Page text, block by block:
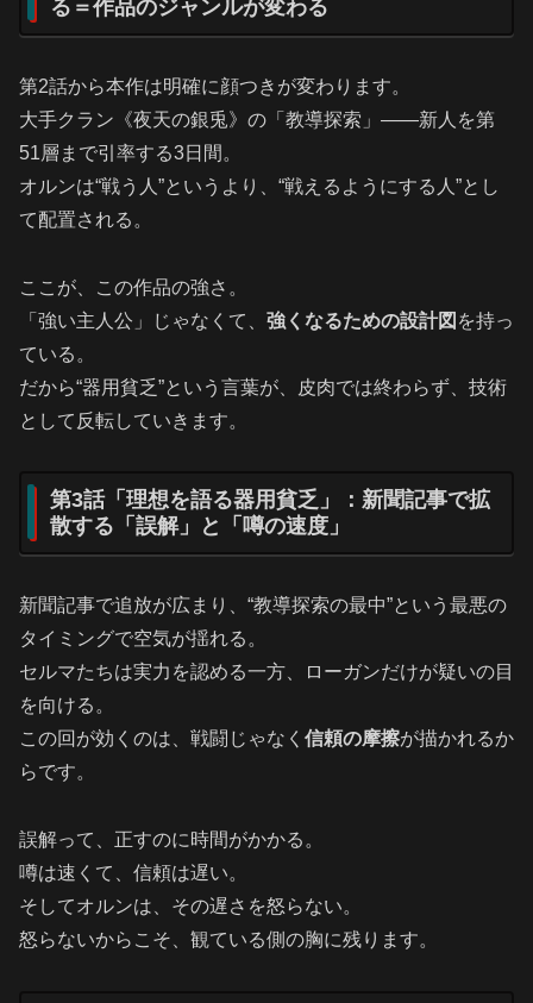
る＝作品のジャンルが変わる
第2話から本作は明確に顔つきが変わります。
大手クラン《夜天の銀兎》の「教導探索」――新人を第
51層まで引率する3日間。
オルンは“戦う人”というより、“戦えるようにする人”とし
て配置される。
ここが、この作品の強さ。
「強い主人公」じゃなくて、 強くなるための設計図 を持っ
ている。
だから“器用貧乏”という言葉が、皮肉では終わらず、技術
として反転していきます。
第3話「理想を語る器用貧乏」：新聞記事で拡
散する「誤解」と「噂の速度」
新聞記事で追放が広まり、“教導探索の最中”という最悪の
タイミングで空気が揺れる。
セルマたちは実力を認める一方、ローガンだけが疑いの目
を向ける。
この回が効くのは、戦闘じゃなく 信頼の摩擦が描かれるか
らです。
誤解って、正すのに時間がかかる。
噂は速くて、信頼は遅い。
そしてオルンは、その遅さを怒らない。
怒らないからこそ、観ている側の胸に残ります。